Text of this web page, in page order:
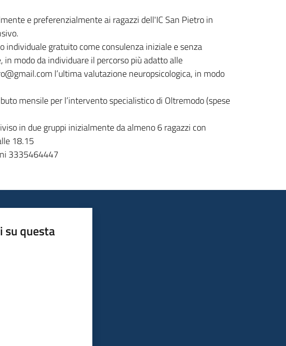
e preferenzialmente ai ragazzi dell'IC San Pietro in
gratuito come consulenza iniziale e senza
modo da individuare il percorso più adatto alle
l’ultima valutazione neuropsicologica, in modo
mensile per l’intervento specialistico di Oltremodo (spese
in due gruppi inizialmente da almeno 6 ragazzi con
18.15
3335464447
su questa